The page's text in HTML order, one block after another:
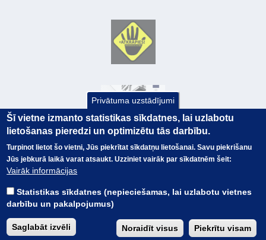
© Valsts kase 2017
Visas tiesības
EK GRĀMATVEDĪBAS KURSS
TERMINI
BUJ
PIEKĻŪSTAMĪBAS PAZIŅOJUMS
Privātuma uzstādījumi
Šī vietne izmanto statistikas sīkdatnes, lai uzlabotu
lietošanas pieredzi un optimizētu tās darbību.
Turpinot lietot šo vietni, Jūs piekrītat sīkdatņu lietošanai. Savu piekrišanu
Jūs jebkurā laikā varat atsaukt. Uzziniet vairāk par sīkdatnēm šeit:
Vairāk informācijas
Statistikas sīkdatnes (nepieciešamas, lai uzlabotu vietnes
darbību un pakalpojumus)
Saglabāt izvēli Noraidīt visus Piekrītu visam